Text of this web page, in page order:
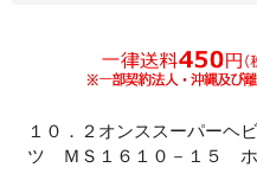
春夏半袖
ア
シャツ
１０．２オンススーパーヘ
ツ ＭＳ１６１０－１５ ホ